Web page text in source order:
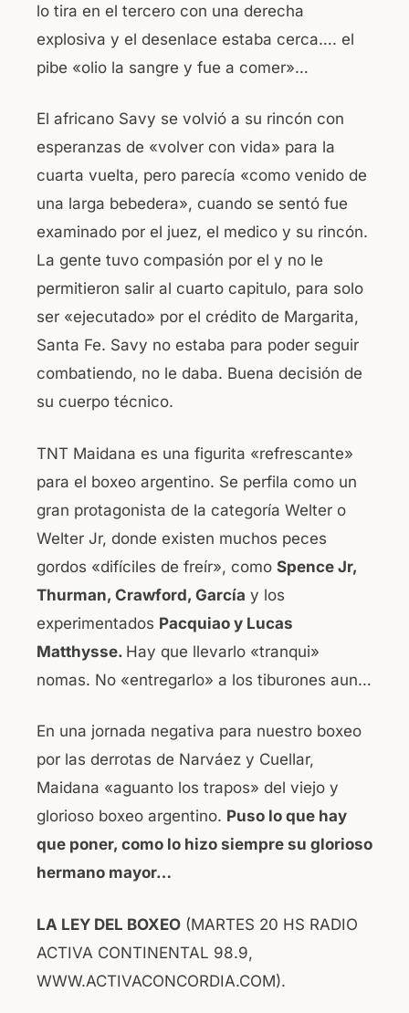
lo tira en el tercero con una derecha
explosiva y el desenlace estaba cerca…. el
pibe «olio la sangre y fue a comer»…
El africano Savy se volvió a su rincón con
esperanzas de «volver con vida» para la
cuarta vuelta, pero parecía «como venido de
una larga bebedera», cuando se sentó fue
examinado por el juez, el medico y su rincón.
La gente tuvo compasión por el y no le
permitieron salir al cuarto capitulo, para solo
ser «ejecutado» por el crédito de Margarita,
Santa Fe. Savy no estaba para poder seguir
combatiendo, no le daba. Buena decisión de
su cuerpo técnico.
TNT Maidana es una figurita «refrescante»
para el boxeo argentino. Se perfila como un
gran protagonista de la categoría Welter o
Welter Jr, donde existen muchos peces
gordos «difíciles de freír», como Spence Jr,
Thurman, Crawford, García y los
experimentados Pacquiao y Lucas
Matthysse. Hay que llevarlo «tranqui»
nomas. No «entregarlo» a los tiburones aun…
En una jornada negativa para nuestro boxeo
por las derrotas de Narváez y Cuellar,
Maidana «aguanto los trapos» del viejo y
glorioso boxeo argentino. Puso lo que hay
que poner, como lo hizo siempre su glorioso
hermano mayor…
LA LEY DEL BOXEO (MARTES 20 HS RADIO
ACTIVA CONTINENTAL 98.9,
WWW.ACTIVACONCORDIA.COM).